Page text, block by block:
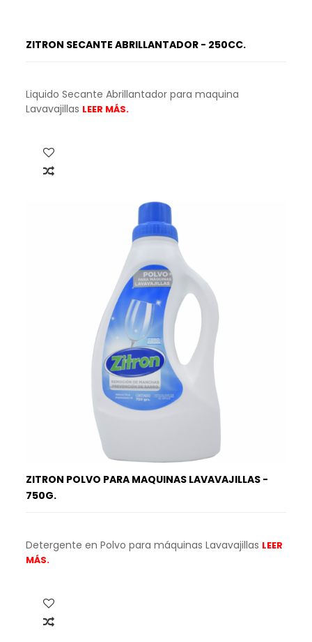
ZITRON SECANTE ABRILLANTADOR - 250CC.
Liquido Secante Abrillantador para maquina
Lavavajillas LEER MÁS.
ZITRON POLVO PARA MAQUINAS LAVAVAJILLAS -
750G.
Detergente en Polvo para máquinas Lavavajillas LEER
MÁS.